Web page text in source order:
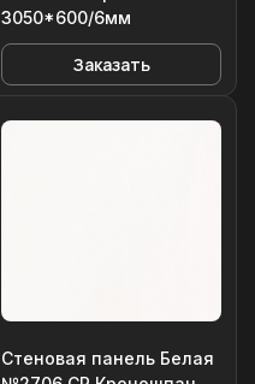
3050*600/6мм
Заказать
Стеновая панель Белая